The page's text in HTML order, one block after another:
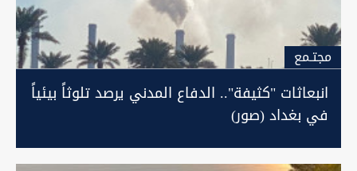
مجتـمع
انبعاثات "كثيفة".. الدفاع المدني يرصد تلوثاً بيئياً
في بغداد (صور)